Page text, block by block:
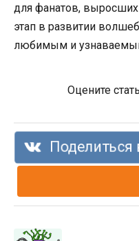
для фанатов,
этап в развитии
любимым и
Оцените
Поделиться